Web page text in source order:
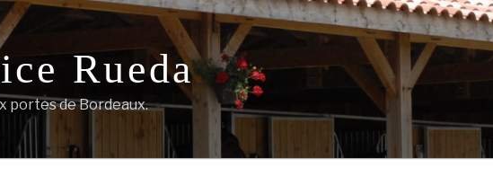
Rueda
portes de Bordeaux.